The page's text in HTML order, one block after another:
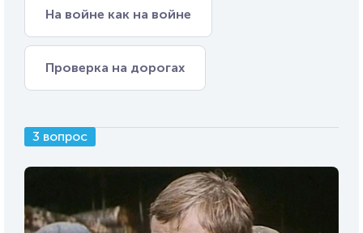
На войне как на войне
Проверка на дорогах
3 вопрос